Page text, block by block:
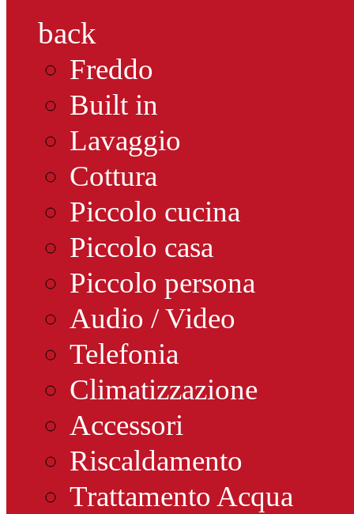
back
Freddo
Built in
Lavaggio
Cottura
Piccolo cucina
Piccolo casa
Piccolo persona
Audio / Video
Telefonia
Climatizzazione
Accessori
Riscaldamento
Trattamento Acqua